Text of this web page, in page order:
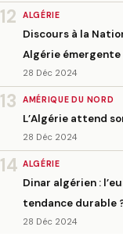
12 ALGÉRIE
Discours à la
Algérie émergente
28 Déc 2024
13 AMÉRIQUE DU NORD
L’Algérie attend
28 Déc 2024
14 ALGÉRIE
Dinar algérien :
tendance durable
28 Déc 2024